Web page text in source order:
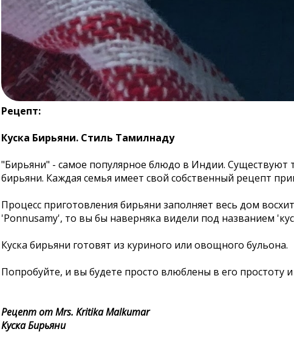
Рецепт:
Куска Бирьяни. Стиль Тамилнаду
"Бирьяни" - самое популярное блюдо в Индии. Существуют
бирьяни. Каждая семья имеет свой собственный рецепт
Процесс приготовления бирьяни заполняет весь дом
'Ponnusamy', то вы бы наверняка видели под названием
Куска бирьяни готовят из куриного или овощного бульона.
Попробуйте, и вы будете просто влюблены в его простоту
Рецепт от Mrs. Kritika Malkumar
Куска Бирьяни